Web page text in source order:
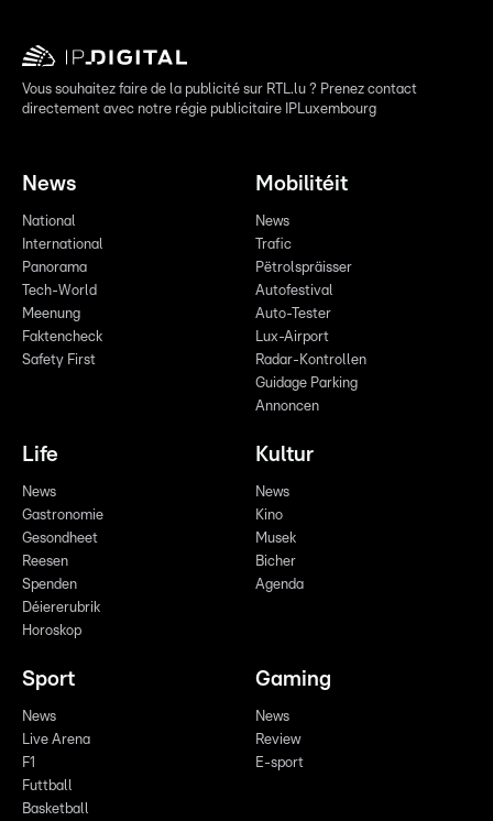
Vous souhaitez faire de la publicité sur RTL.lu ? Prenez contact
directement avec notre régie publicitaire IPLuxembourg
News
National
International
Panorama
Tech-World
Meenung
Faktencheck
Safety First
Mobilitéit
News
Trafic
Pëtrolspräisser
Autofestival
Auto-Tester
Lux-Airport
Radar-Kontrollen
Guidage Parking
Annoncen
Life
News
Gastronomie
Gesondheet
Reesen
Spenden
Déiererubrik
Horoskop
Kultur
News
Kino
Musek
Bicher
Agenda
Sport
News
Live Arena
F1
Futtball
Basketball
Gaming
News
Review
E-sport